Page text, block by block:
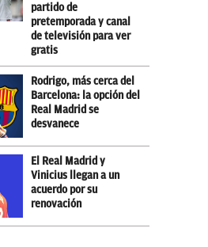
partido de
pretemporada y canal
de televisión para ver
gratis
Rodrigo, más cerca del
Barcelona: la opción del
Real Madrid se
desvanece
El Real Madrid y
Vinicius llegan a un
acuerdo por su
renovación